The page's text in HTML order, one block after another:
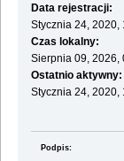
Data rejestracji:
Stycznia 24, 2020,
Czas lokalny:
Sierpnia 09, 2026,
Ostatnio aktywny:
Stycznia 24, 2020,
Podpis: